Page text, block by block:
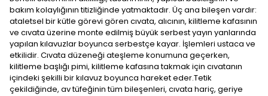
bakım kolaylığının titizliğinde yatmaktadır. Üç ana bileşen vardır:
ataletsel bir kütle görevi gören cıvata, alıcının, kilitleme kafasının
ve cıvata üzerine monte edilmiş büyük serbest yayın yanlarında
yapılan kılavuzlar boyunca serbestçe kayar. İşlemleri ustaca ve
etkilidir. Cıvata düzeneği ateşleme konumuna geçerken,
kilitleme başlığı pimi, kilitleme kafasına takmak için cıvatanın
içindeki şekilli bir kılavuz boyunca hareket eder.Tetik
çekildiğinde, av tüfeğinin tüm bileşenleri, cıvata hariç, geriye